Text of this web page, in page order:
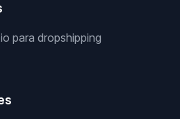
para dropshipping